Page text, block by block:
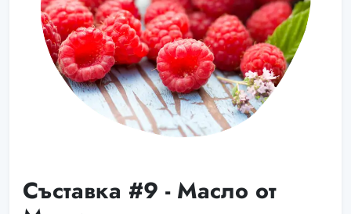
Съставка #9 - Масло от